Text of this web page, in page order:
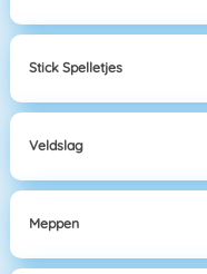
Stick Spelletjes
Veldslag
Meppen